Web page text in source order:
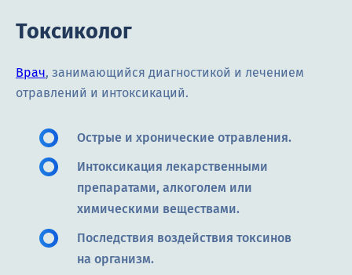
Токсиколог
Врач, занимающийся диагностикой и лечением
отравлений и интоксикаций.
Острые и хронические отравления.
Интоксикация лекарственными
препаратами, алкоголем или
химическими веществами.
Последствия воздействия токсинов
на организм.